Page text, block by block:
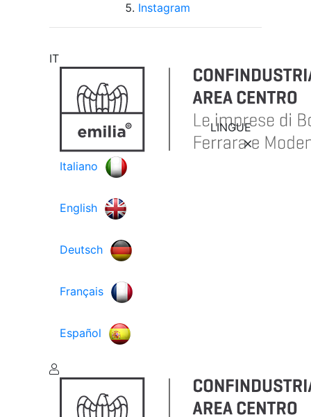
Instagram
IT
LINGUE
Italiano
English
Deutsch
Français
Español